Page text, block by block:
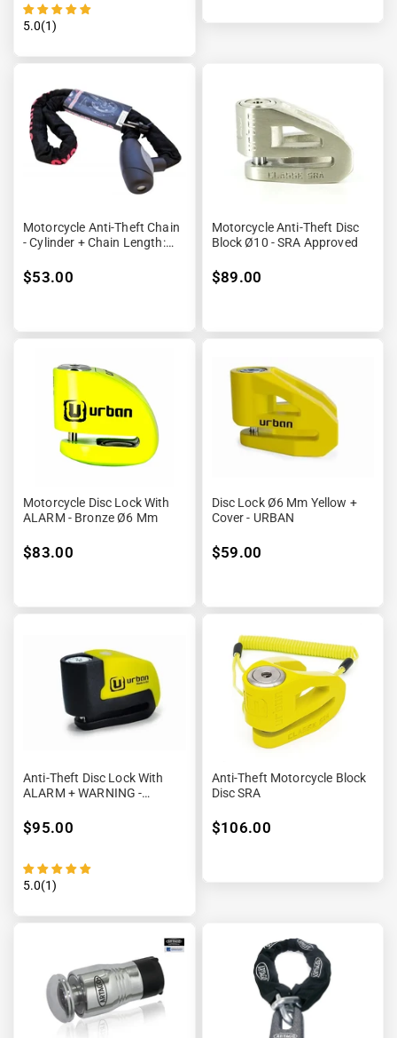
5.0(1)
Motorcycle Anti-Theft Chain
- Cylinder + Chain Length:
$53.00
Motorcycle Anti-Theft Disc
Block Ø10 - SRA Approved
$89.00
Motorcycle Disc Lock With
ALARM - Bronze Ø6 Mm
$83.00
Disc Lock Ø6 Mm Yellow +
Cover - URBAN
$59.00
Anti-Theft Disc Lock With
ALARM + WARNING -
$95.00
5.0(1)
Anti-Theft Motorcycle Block
Disc SRA
$106.00